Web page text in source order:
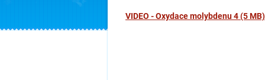
VIDEO - Oxydace molybdenu 4 (5 MB)